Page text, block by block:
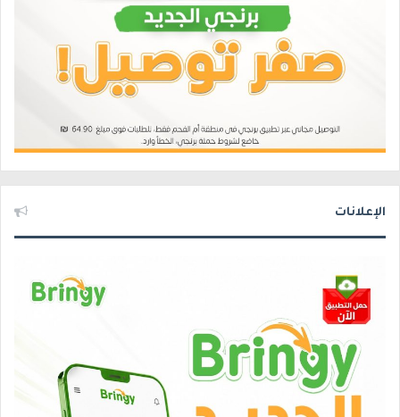
الإعلانات